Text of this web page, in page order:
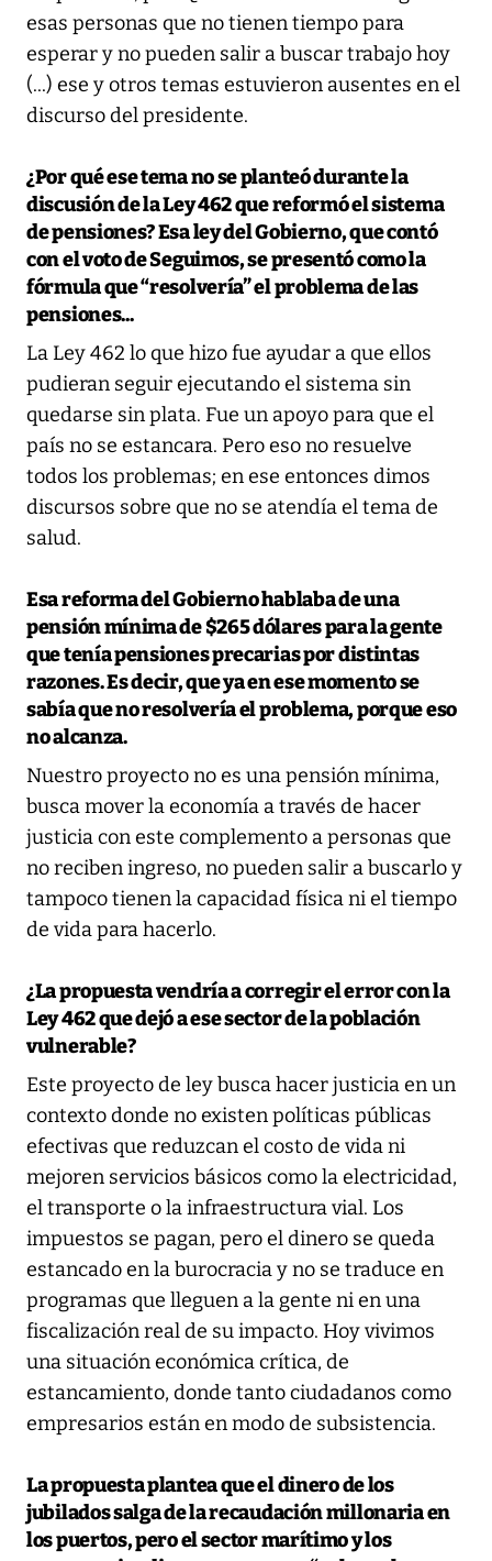
esas personas que no tienen tiempo para
esperar y no pueden salir a buscar trabajo hoy
(...) ese y otros temas estuvieron ausentes en el
discurso del presidente.
¿Por qué ese tema no se planteó durante la
discusión de la Ley 462 que reformó el sistema
de pensiones? Esa ley del Gobierno, que contó
con el voto de Seguimos, se presentó como la
fórmula que “resolvería” el problema de las
pensiones...
La Ley 462 lo que hizo fue ayudar a que ellos
pudieran seguir ejecutando el sistema sin
quedarse sin plata. Fue un apoyo para que el
país no se estancara. Pero eso no resuelve
todos los problemas; en ese entonces dimos
discursos sobre que no se atendía el tema de
salud.
Esa reforma del Gobierno hablaba de una
pensión mínima de $265 dólares para la gente
que tenía pensiones precarias por distintas
razones. Es decir, que ya en ese momento se
sabía que no resolvería el problema, porque eso
no alcanza.
Nuestro proyecto no es una pensión mínima,
busca mover la economía a través de hacer
justicia con este complemento a personas que
no reciben ingreso, no pueden salir a buscarlo y
tampoco tienen la capacidad física ni el tiempo
de vida para hacerlo.
¿La propuesta vendría a corregir el error con la
Ley 462 que dejó a ese sector de la población
vulnerable?
Este proyecto de ley busca hacer justicia en un
contexto donde no existen políticas públicas
efectivas que reduzcan el costo de vida ni
mejoren servicios básicos como la electricidad,
el transporte o la infraestructura vial. Los
impuestos se pagan, pero el dinero se queda
estancado en la burocracia y no se traduce en
programas que lleguen a la gente ni en una
fiscalización real de su impacto. Hoy vivimos
una situación económica crítica, de
estancamiento, donde tanto ciudadanos como
empresarios están en modo de subsistencia.
La propuesta plantea que el dinero de los
jubilados salga de la recaudación millonaria en
los puertos, pero el sector marítimo y los